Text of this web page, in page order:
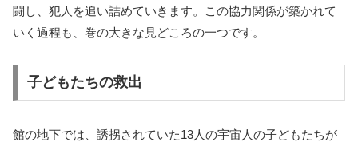
闘し、犯人を追い詰めていきます。この協力関係が築かれて
いく過程も、巻の大きな見どころの一つです。
子どもたちの救出
館の地下では、誘拐されていた13人の宇宙人の子どもたちが